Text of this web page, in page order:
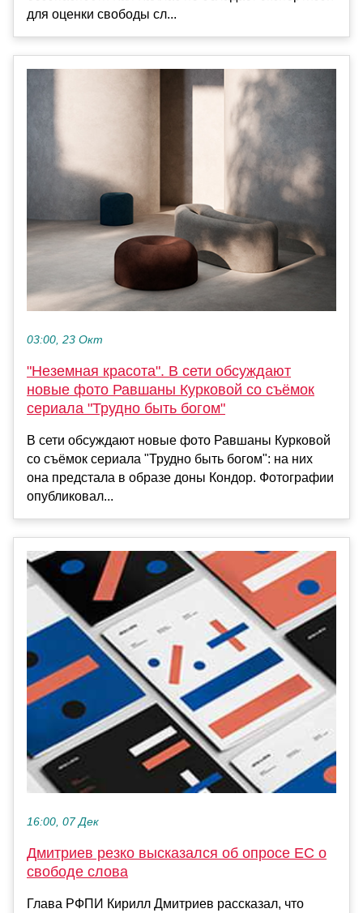
для оценки свободы сл...
03:00, 23 Окт
"Неземная красота". В сети обсуждают
новые фото Равшаны Курковой со съёмок
сериала "Трудно быть богом"
В сети обсуждают новые фото Равшаны Курковой
со съёмок сериала "Трудно быть богом": на них
она предстала в образе доны Кондор. Фотографии
опубликовал...
16:00, 07 Дек
Дмитриев резко высказался об опросе ЕС о
свободе слова
Глава РФПИ Кирилл Дмитриев рассказал, что